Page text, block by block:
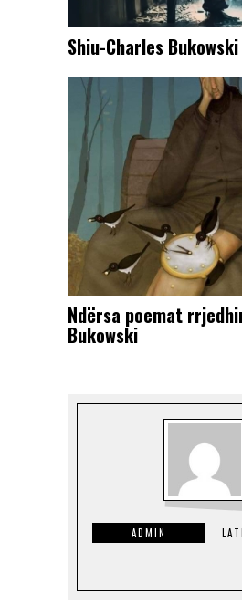
Shiu-Charles Bukowski
Ndërsa poemat
Bukowski
ADMIN